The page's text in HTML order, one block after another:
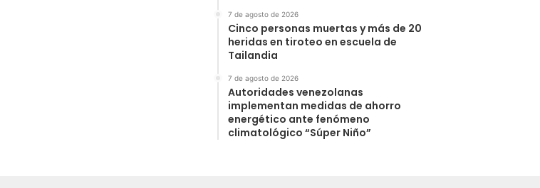
7 de agosto de 2026
Cinco personas muertas y más de 20
heridas en tiroteo en escuela de
Tailandia
7 de agosto de 2026
Autoridades venezolanas
implementan medidas de ahorro
energético ante fenómeno
climatológico “Súper Niño”